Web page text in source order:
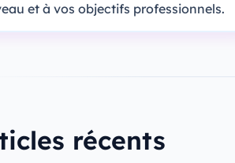
et à vos objectifs professionnels.
récents